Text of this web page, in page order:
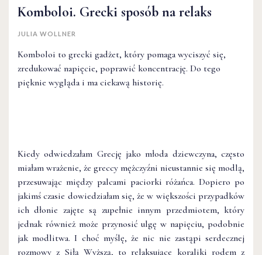
Komboloi. Grecki sposób na relaks
JULIA WOLLNER
Komboloi to grecki gadżet, który pomaga wyciszyć się,
zredukować napięcie, poprawić koncentrację. Do tego
pięknie wygląda i ma ciekawą historię.
Kiedy odwiedzałam Grecję jako młoda dziewczyna, często
miałam wrażenie, że greccy mężczyźni nieustannie się modlą,
przesuwając między palcami paciorki różańca. Dopiero po
jakimś czasie dowiedziałam się, że w większości przypadków
ich dłonie zajęte są zupełnie innym przedmiotem, który
jednak również może przynosić ulgę w napięciu, podobnie
jak modlitwa. I choć myślę, że nic nie zastąpi serdecznej
rozmowy z Siłą Wyższą, to relaksujące koraliki rodem z